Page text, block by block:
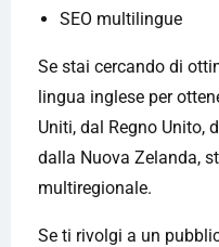
SEO multilingue
Se stai cercando di
lingua inglese per
Uniti, dal Regno Unito,
dalla Nuova Zelanda,
multiregionale.
Se ti rivolgi a un